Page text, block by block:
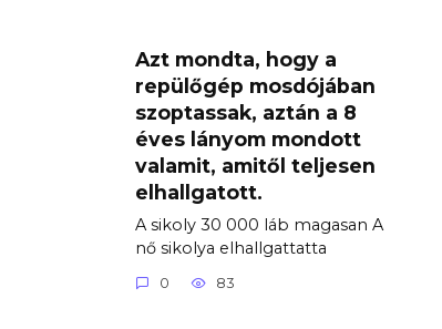
Azt mondta, hogy a
repülőgép mosdójában
szoptassak, aztán a 8
éves lányom mondott
valamit, amitől teljesen
elhallgatott.
A sikoly 30 000 láb magasan A
nő sikolya elhallgattatta
0 83